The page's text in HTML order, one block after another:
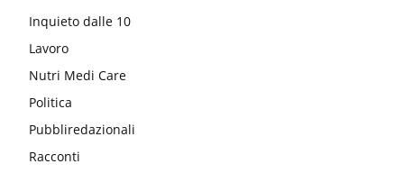
Inquieto dalle 10
Lavoro
Nutri Medi Care
Politica
Pubbliredazionali
Racconti